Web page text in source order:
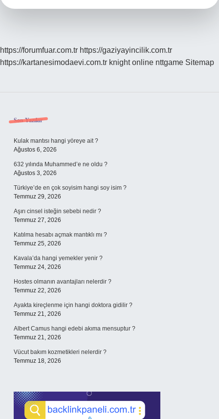
https://forumfuar.com.tr https://gaziyayincilik.com.tr
https://kartanesimodaevi.com.tr knight online nttgame Sitemap
Sidebar
Son Yazılar
Kulak mantısı hangi yöreye ait ?
Ağustos 6, 2026
632 yılında Muhammed’e ne oldu ?
Ağustos 3, 2026
Türkiye’de en çok soyisim hangi soy isim ?
Temmuz 29, 2026
Aşırı cinsel isteğin sebebi nedir ?
Temmuz 27, 2026
Katılma hesabı açmak mantıklı mı ?
Temmuz 25, 2026
Kavala’da hangi yemekler yenir ?
Temmuz 24, 2026
Hostes olmanın avantajları nelerdir ?
Temmuz 22, 2026
Ayakta kireçlenme için hangi doktora gidilir ?
Temmuz 21, 2026
Albert Camus hangi edebi akıma mensuptur ?
Temmuz 21, 2026
Vücut bakım kozmetikleri nelerdir ?
Temmuz 18, 2026